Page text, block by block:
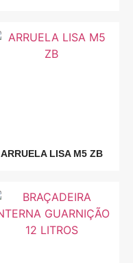
ARRUELA LISA M5 ZB